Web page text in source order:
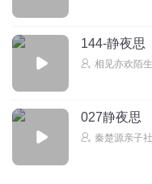
🥩😯？
2024-03-10
刻师傅不刮痧
个创业扶持如态度
144-静夜思
相见亦欢陌
027静夜思
秦楚源亲子